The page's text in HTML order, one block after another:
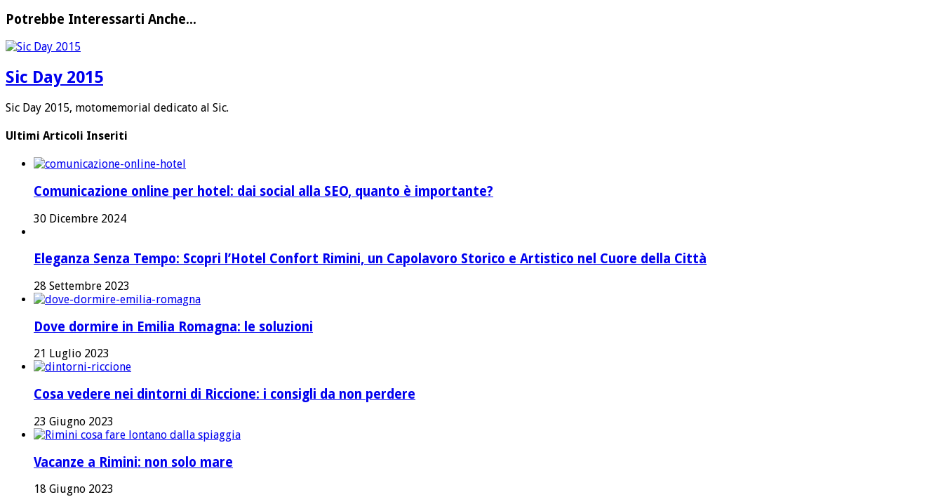
Potrebbe Interessarti Anche...
Sic Day 2015
Sic Day 2015, motomemorial dedicato al Sic.
Ultimi Articoli Inseriti
Comunicazione online per hotel: dai social alla SEO, quanto è importante?
30 Dicembre 2024
Eleganza Senza Tempo: Scopri l’Hotel Confort Rimini, un Capolavoro Storico e Artistico nel Cuore della Città
28 Settembre 2023
Dove dormire in Emilia Romagna: le soluzioni
21 Luglio 2023
Cosa vedere nei dintorni di Riccione: i consigli da non perdere
23 Giugno 2023
Vacanze a Rimini: non solo mare
18 Giugno 2023